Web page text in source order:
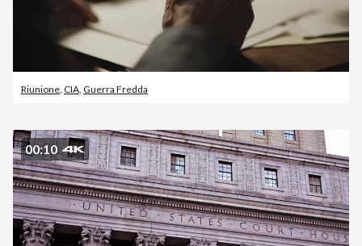
Riunione CIA Guerra Fredda
00:10